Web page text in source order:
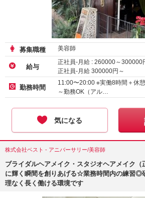
募集職種 美容師
給与
正社員-月給 : 260000～300000
正社員-月給 300000円～
アルバイト・パート-時給 1500
勤務時間
11:00〜20:00 ※実働8時間＋休
～勤務OK（アル…
気になる
株式会社ベスト - アニバーサリー/美容師
ブライダルヘアメイク・スタジオヘアメイク（
に輝く瞬間を創りあげる☆業務時間内の練習
理なく長く働ける環境です